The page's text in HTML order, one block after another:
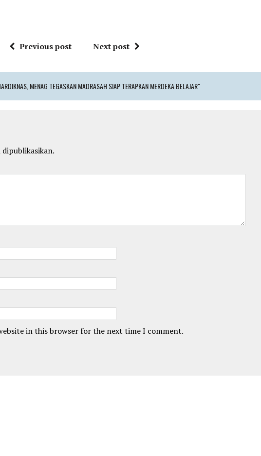
Previous post Next post
MENAG TEGASKAN MADRASAH SIAP TERAPKAN MERDEKA BELAJAR"
in this browser for the next time I comment.